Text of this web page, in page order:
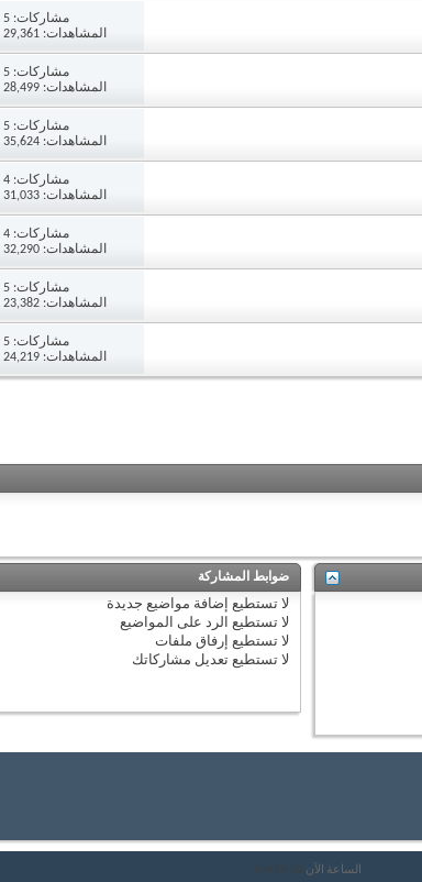
مشاركات:5
المشاهدات: 29,361
مشاركات:5
المشاهدات: 28,499
مشاركات:5
المشاهدات: 35,624
مشاركات:4
المشاهدات: 31,033
مشاركات:4
المشاهدات: 32,290
مشاركات:5
المشاهدات: 23,382
مشاركات:5
المشاهدات: 24,219
ضوابط المشاركة
لا تستطيع إضافة مواضيع جديدة
لا تستطيع الرد على المواضيع
لا تستطيع إرفاق ملفات
لا تستطيع تعديل مشاركاتك
الساعة الآن